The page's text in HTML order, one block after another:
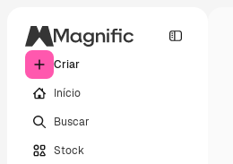
Criar
Início
Buscar
Stock